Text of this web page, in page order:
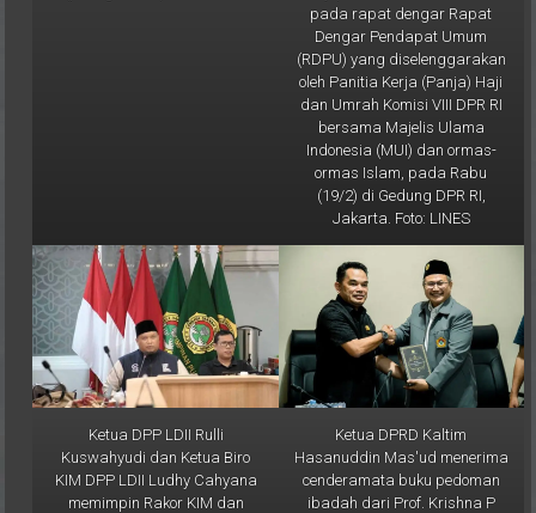
Dengar Pendapat Umum
(RDPU) yang diselenggarakan
oleh Panitia Kerja (Panja) Haji
dan Umrah Komisi VIII DPR RI
bersama Majelis Ulama
Indonesia (MUI) dan ormas-
ormas Islam, pada Rabu
(19/2) di Gedung DPR RI,
Jakarta. Foto: LINES
Ketua DPP LDII Rulli
Kuswahyudi dan Ketua Biro
KIM DPP LDII Ludhy Cahyana
memimpin Rakor KIM dan
LINES se-Indonesia, yang
Ketua DPRD Kaltim
Hasanuddin Mas'ud menerima
cenderamata buku pedoman
ibadah dari Prof. Krishna P
Candra usai audiensi. Foto: